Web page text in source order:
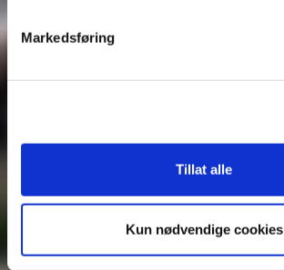
Markedsføring
Tillat alle
Kun nødvendige cookies